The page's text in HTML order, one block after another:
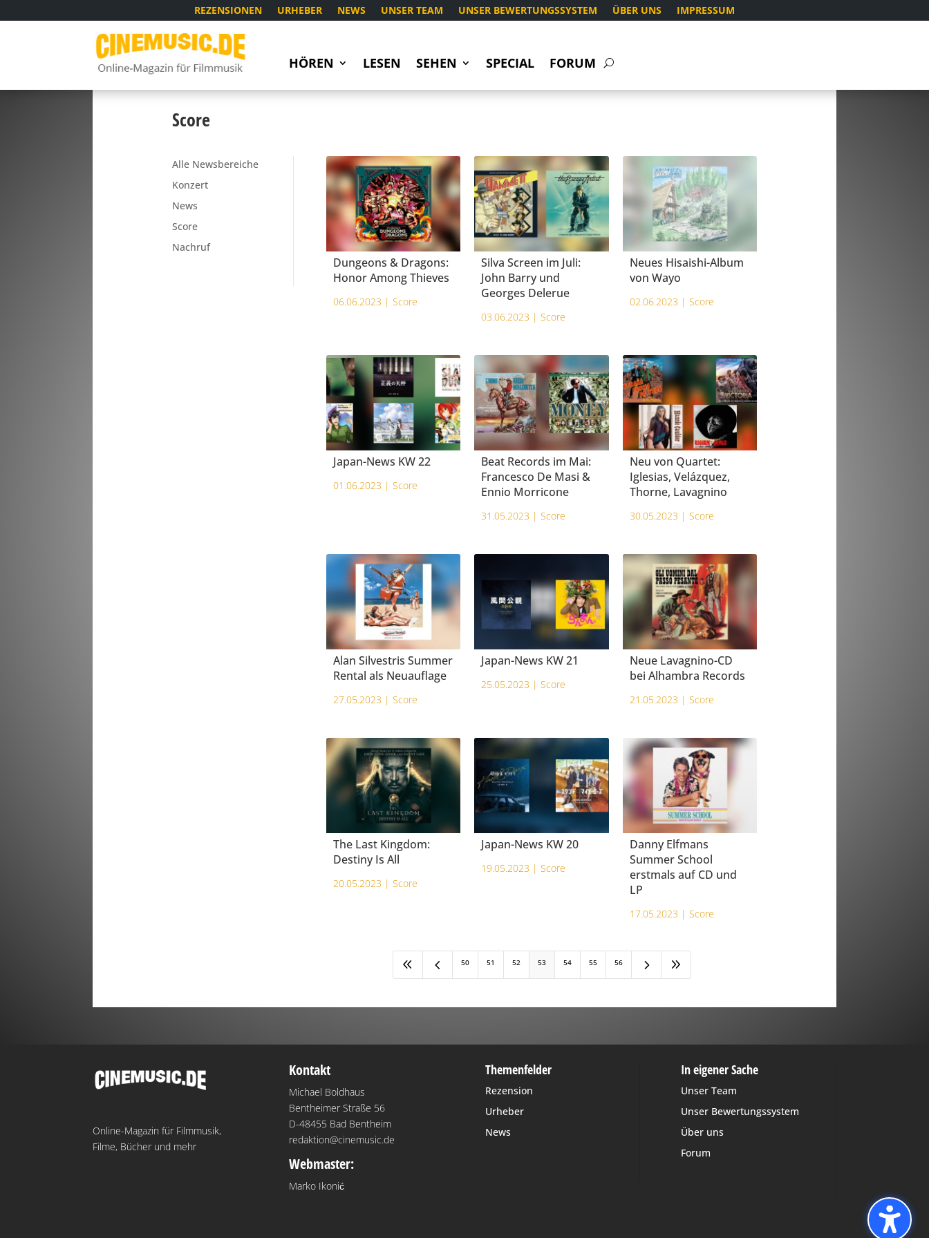
REZENSIONEN URHEBER NEWS UNSER TEAM UNSER BEWERTUNGSSYSTEM ÜBER UNS IMPRESSUM
HÖREN LESEN SEHEN SPECIAL FORUM
Score
Alle Newsbereiche
Konzert
News
Score
Nachruf
Dungeons & Dragons:
Honor Among Thieves
06.06.2023 | Score
Silva Screen im Juli:
John Barry und
Georges Delerue
03.06.2023 |Score
Neues Hisaishi-Album
von Wayo
02.06.2023 | Score
Japan-News KW 22
01.06.2023 | Score
Beat Records im Mai:
Francesco De Masi &
Ennio Morricone
31.05.2023 |Score
Neu von Quartet:
Iglesias, Velázquez,
Thorne, Lavagnino
30.05.2023 | Score
Alan Silvestris Summer
Rental als Neuauflage
27.05.2023 | Score
Japan-News KW 21
25.05.2023 |Score
Neue Lavagnino-CD
bei Alhambra Records
21.05.2023 | Score
The Last Kingdom:
Destiny Is All
20.05.2023 | Score
Japan-News KW 20
19.05.2023 |Score
Danny Elfmans
Summer School
erstmals auf CD und
LP
17.05.2023 | Score
8 4 50 51 52 53 54 55 56 5 9
Online-Magazin für Filmmusik,
Filme, Bücher und mehr
Kontakt
Michael Boldhaus
Bentheimer Straße 56
D-48455 Bad Bentheim
redaktion@cinemusic.de
Webmaster:
Marko Ikonić
Themenfelder
Rezension
Urheber
News
In eigener Sache
Unser Team
Unser Bewertungssystem
Über uns
Forum